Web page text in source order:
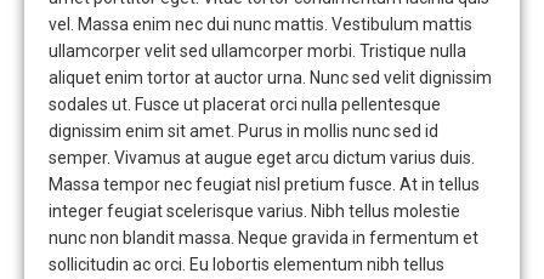
vel. Massa enim nec dui nunc mattis. Vestibulum mattis
ullamcorper velit sed ullamcorper morbi. Tristique nulla
aliquet enim tortor at auctor urna. Nunc sed velit dignissim
sodales ut. Fusce ut placerat orci nulla pellentesque
dignissim enim sit amet. Purus in mollis nunc sed id
semper. Vivamus at augue eget arcu dictum varius duis.
Massa tempor nec feugiat nisl pretium fusce. At in tellus
integer feugiat scelerisque varius. Nibh tellus molestie
nunc non blandit massa. Neque gravida in fermentum et
sollicitudin ac orci. Eu lobortis elementum nibh tellus